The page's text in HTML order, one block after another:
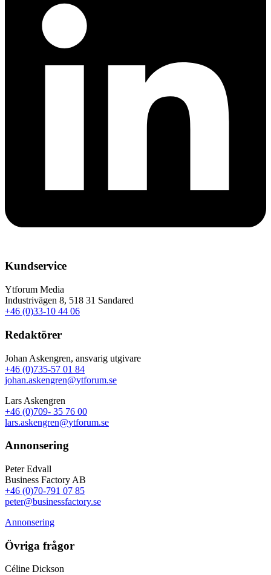
Kundservice
Ytforum Media
Industrivägen 8, 518 31 Sandared
+46 (0)33-10 44 06
Redaktörer
Johan Askengren, ansvarig utgivare
+46 (0)735-57 01 84
johan.askengren@ytforum.se
Lars Askengren
+46 (0)709- 35 76 00
lars.askengren@ytforum.se
Annonsering
Peter Edvall
Business Factory AB
+46 (0)70-791 07 85
peter@businessfactory.se
Annonsering
Övriga frågor
Céline Dickson